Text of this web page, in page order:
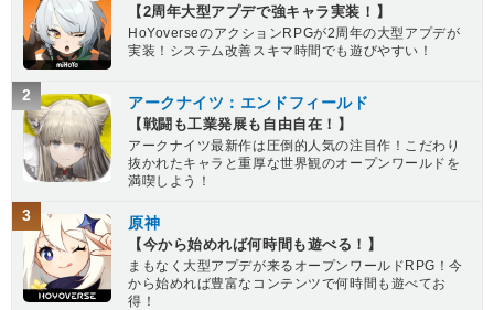
【2周年大型アプデで強キャラ実装！】
HoYoverseのアクションRPGが2周年の大型アプデが
実装！システム改善スキマ時間でも遊びやすい！
2 アークナイツ：エンドフィールド
【戦闘も工業発展も自由自在！】
アークナイツ最新作は圧倒的人気の注目作！こだわり
抜かれたキャラと重厚な世界観のオープンワールドを
満喫しよう！
3 原神
【今から始めれば何時間も遊べる！】
まもなく大型アプデが来るオープンワールドRPG！今
から始めれば豊富なコンテンツで何時間も遊べてお
得！